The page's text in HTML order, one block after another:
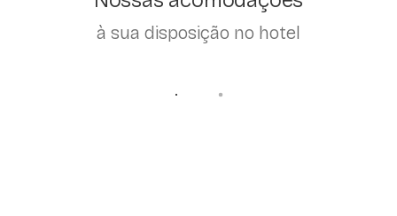
à sua disposição no hotel